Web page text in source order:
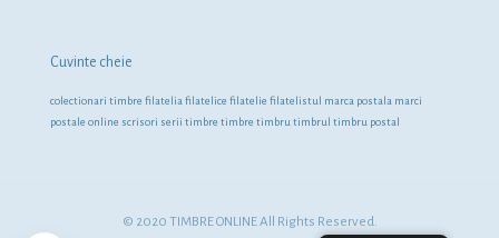
Cuvinte cheie
colectionari timbre filatelia filatelice filatelie filatelistul marca postala marci
postale online scrisori serii timbre timbre timbru timbrul timbru postal
© 2020 TIMBRE ONLINE All Rights Reserved.